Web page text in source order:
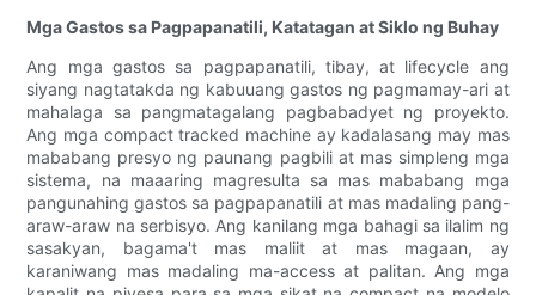
Mga Gastos sa Pagpapanatili, Katatagan at Siklo ng Buhay
Ang mga gastos sa pagpapanatili, tibay, at lifecycle ang
siyang nagtatakda ng kabuuang gastos ng pagmamay-ari at
mahalaga sa pangmatagalang pagbabadyet ng proyekto.
Ang mga compact tracked machine ay kadalasang may mas
mababang presyo ng paunang pagbili at mas simpleng mga
sistema, na maaaring magresulta sa mas mababang mga
pangunahing gastos sa pagpapanatili at mas madaling pang-
araw-araw na serbisyo. Ang kanilang mga bahagi sa ilalim ng
sasakyan, bagama't mas maliit at mas magaan, ay
karaniwang mas madaling ma-access at palitan. Ang mga